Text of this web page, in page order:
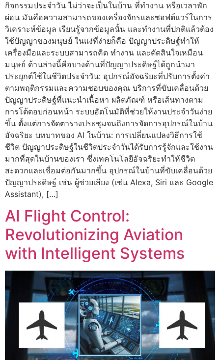
กิจกรรมประจำวัน ไม่ว่าจะเป็นในบ้าน ที่ทำงาน หรือเวลาพัก
ผ่อน มันคือความสามารถของเครื่องจักรและซอฟต์แวร์ในการ
วิเคราะห์ข้อมูล เรียนรู้จากข้อมูลนั้น และทำงานที่ปกติแล้วต้อง
ใช้ปัญญาของมนุษย์ ในแง่ที่ง่ายก็คือ ปัญญาประดิษฐ์ทำให้
เครื่องมือและระบบสามารถคิด ทำงาน และตัดสินใจเหมือน
มนุษย์ ด้านล่างนี้คือบางด้านที่ปัญญาประดิษฐ์ได้ถูกนำมา
ประยุกต์ใช้ในชีวิตประจำวัน: อุปกรณ์อัจฉริยะที่ปรับการตั้งค่า
ตามพฤติกรรมและความชอบของคุณ บริการที่ขับเคลื่อนด้วย
ปัญญาประดิษฐ์ที่แนะนำเนื้อหา ผลิตภัณฑ์ หรือเส้นทางตาม
การโต้ตอบก่อนหน้า ระบบอัตโนมัติที่ช่วยให้งานประจำวันง่าย
ขึ้น ตั้งแต่การจัดตารางประชุมจนถึงการจัดการอุปกรณ์ในบ้าน
อัจฉริยะ บทบาทของ AI ในบ้าน: การเปลี่ยนแปลงวิธีการใช้
ชีวิต ปัญญาประดิษฐ์ในชีวิตประจำวันได้รับการรู้จักและใช้งาน
มากที่สุดในบ้านของเรา ซึ่งเทคโนโลยีอัจฉริยะทำให้ชีวิต
สะดวกและเชื่อมต่อกันมากขึ้น อุปกรณ์ในบ้านที่ขับเคลื่อนด้วย
ปัญญาประดิษฐ์ เช่น ผู้ช่วยเสียง (เช่น Alexa, Siri และ Google
Assistant), […]
AI Flight Control:
Revolutionizing Aviation
with Intelligent Systems